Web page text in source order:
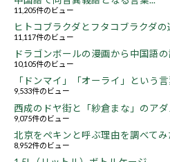
11,205件のビュー
ヒトコブラクダとフタコブラクダの
11,117件のビュー
ドラゴンボールの漫画から中国語
10,105件のビュー
「ドンマイ」「オーライ」という
9,533件のビュー
西成のドヤ街と「紗倉まな」のアダ
9,075件のビュー
北京をペキンと呼ぶ理由を調べてみ
8,952件のビュー